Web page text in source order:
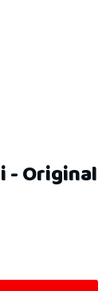
- Original